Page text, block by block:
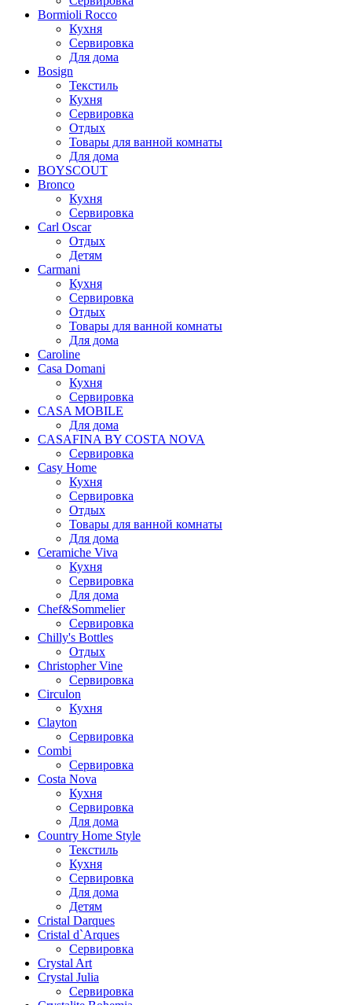
Bormioli Rocco
Кухня
Сервировка
Для дома
Bosign
Текстиль
Кухня
Сервировка
Отдых
Товары для ванной комнаты
Для дома
BOYSCOUT
Bronco
Кухня
Сервировка
Carl Oscar
Отдых
Детям
Carmani
Кухня
Сервировка
Отдых
Товары для ванной комнаты
Для дома
Caroline
Casa Domani
Кухня
Сервировка
CASA MOBILE
Для дома
CASAFINA BY COSTA NOVA
Сервировка
Casy Home
Кухня
Сервировка
Отдых
Товары для ванной комнаты
Для дома
Ceramiche Viva
Кухня
Сервировка
Для дома
Chef&Sommelier
Сервировка
Chilly's Bottles
Отдых
Christopher Vine
Сервировка
Circulon
Кухня
Clayton
Сервировка
Combi
Сервировка
Costa Nova
Кухня
Сервировка
Для дома
Country Home Style
Текстиль
Кухня
Сервировка
Для дома
Детям
Cristal Darques
Cristal d`Arques
Сервировка
Crystal Art
Crystal Julia
Сервировка